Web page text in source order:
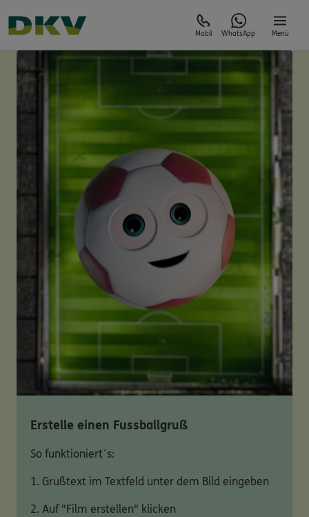
Mobil WhatsApp Menü
Erstelle einen Fussballgruß
So funktioniert´s:
1. Grußtext im Textfeld unter dem Bild eingeben
2. Auf "Film erstellen" klicken